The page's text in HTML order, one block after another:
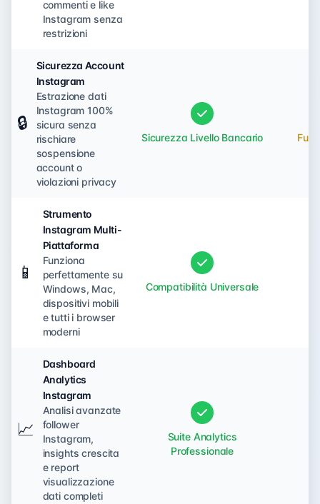
commenti e like
Instagram senza
restrizioni
🔒
Sicurezza Account
Instagram
Estrazione dati
Instagram 100%
sicura senza
rischiare
sospensione
account o
violazioni privacy
Sicurezza Livello Bancario
📱
Strumento
Instagram Multi-
Piattaforma
Funziona
perfettamente su
Windows, Mac,
dispositivi mobili
e tutti i browser
moderni
Compatibilità Universale
📈
Dashboard
Analytics
Instagram
Analisi avanzate
follower
Instagram,
insights crescita
e report
visualizzazione
dati completi
Suite Analytics
Professionale